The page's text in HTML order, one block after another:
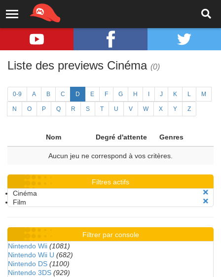
Liste des previews Cinéma (0)
0-9 A B C D E F G H J K L M
N O P Q R S T U V W X Y Z
Nom Degré d'attente Genres
Aucun jeu ne correspond à vos critères.
Filtres actifs
Cinéma
Film
Filtrer par console
Nintendo Wii (1081)
Nintendo Wii U (682)
Nintendo DS (1100)
Nintendo 3DS (929)